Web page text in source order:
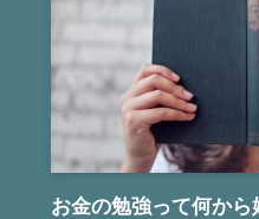
お金の勉強って何か